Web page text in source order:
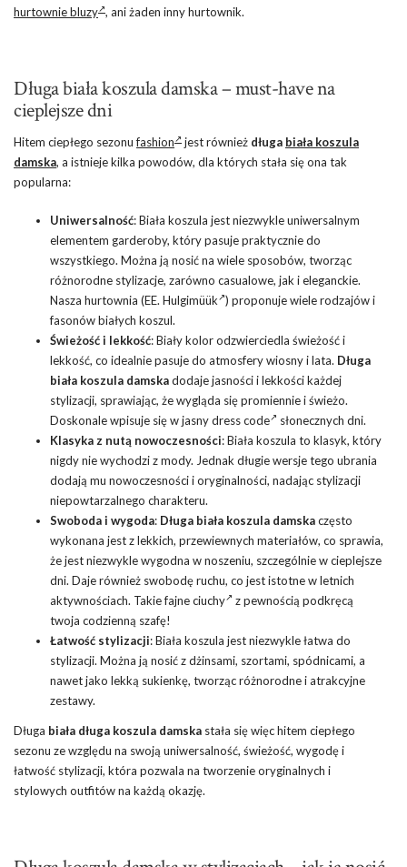
hurtownie bluzy , ani żaden inny hurtownik.
Długa biała koszula damska – must-have na
cieplejsze dni
Hitem ciepłego sezonufashion jest również długa biała koszula
damska, a istnieje kilka powodów, dla których stała się ona tak
popularna:
Uniwersalność:Biała koszula jest niezwykle uniwersalnym
elementem garderoby, który pasuje praktycznie do
wszystkiego. Można ją nosić na wiele sposobów, tworząc
różnorodne stylizacje, zarówno casualowe, jak i eleganckie.
Nasza hurtownia (EE. Hulgimüük ) proponuje wiele rodzajów i
fasonów białych koszul.
Świeżość i lekkość: Biały kolor odzwierciedla świeżość i
lekkość, co idealnie pasuje do atmosfery wiosny i lata. Długa
biała koszula damskadodaje jasności i lekkości każdej
stylizacji, sprawiając, że wygląda się promiennie i świeżo.
Doskonale wpisuje się w jasnydress code
słonecznych dni.
Klasyka z nutą nowoczesności: Biała koszula to klasyk, który
nigdy nie wychodzi z mody. Jednak długie wersje tego ubrania
dodają mu nowoczesności i oryginalności, nadając stylizacji
niepowtarzalnego charakteru.
Swoboda i wygoda: Długa biała koszula damskaczęsto
wykonana jest z lekkich, przewiewnych materiałów, co sprawia,
że jest niezwykle wygodna w noszeniu, szczególnie w cieplejsze
dni. Daje również swobodę ruchu, co jest istotne w letnich
aktywnościach. Takiefajne ciuchy
z pewnością podkręcą
twoja codzienną szafę!
Łatwość stylizacji: Biała koszula jest niezwykle łatwa do
stylizacji. Można ją nosić z dżinsami, szortami, spódnicami, a
nawet jako lekką sukienkę, tworząc różnorodne i atrakcyjne
zestawy.
Długa biała długa koszula damska stała się więc hitem ciepłego
sezonu ze względu na swoją uniwersalność, świeżość, wygodę i
łatwość stylizacji, która pozwala na tworzenie oryginalnych i
stylowych outfitów na każdą okazję.